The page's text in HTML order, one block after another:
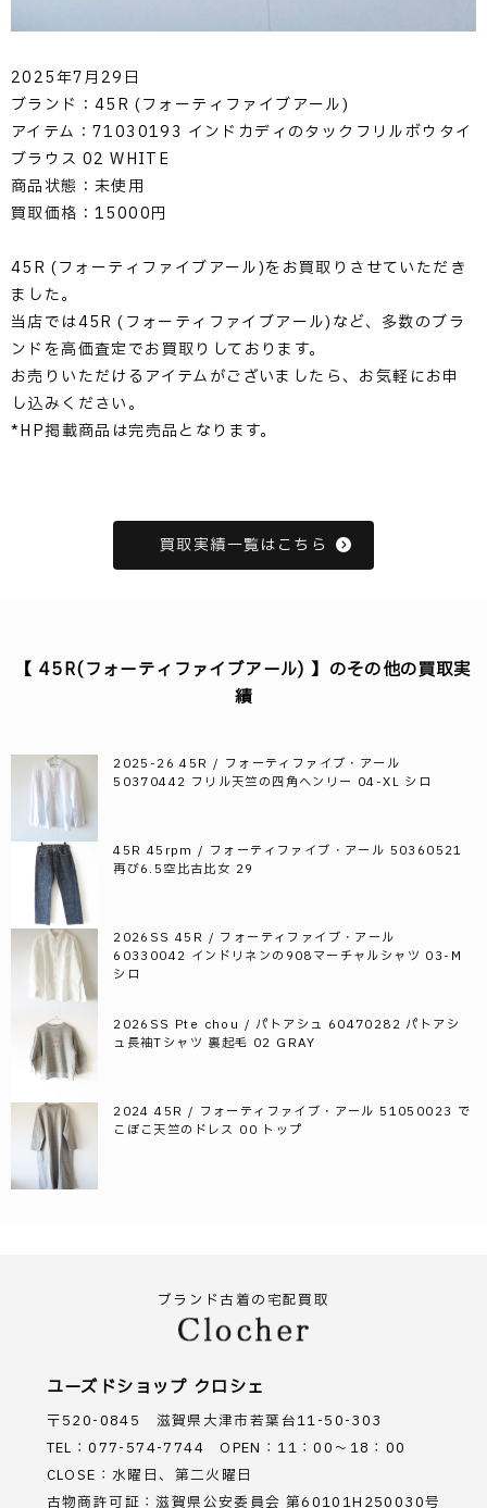
2025年7月29日
ブランド：45R (フォーティファイブアール)
アイテム：71030193 インドカディのタックフリルボウタイ
ブラウス 02 WHITE
商品状態：未使用
買取価格：15000円
45R (フォーティファイブアール)をお買取りさせていただき
ました。
当店では45R (フォーティファイブアール)など、多数のブラ
ンドを高価査定でお買取りしております。
お売りいただけるアイテムがございましたら、お気軽にお申
し込みください。
*HP掲載商品は完売品となります。
買取実績一覧はこちら
【 45R(フォーティファイブアール) 】のその他の買取実
績
2025-26 45R / フォーティファイブ・アール
50370442 フリル天竺の四角ヘンリー 04-XL シロ
45R 45rpm / フォーティファイブ・アール 50360521
再び6.5空比古比女 29
2026SS 45R / フォーティファイブ・アール
60330042 インドリネンの908マーチャルシャツ 03-M
シロ
2026SS Pte chou / パトアシュ 60470282 パトアシ
ュ長袖Tシャツ 裏起毛 02 GRAY
2024 45R / フォーティファイブ・アール 51050023 で
こぼこ天竺のドレス 00 トップ
ブランド古着の宅配買取
ユーズドショップ クロシェ
〒520-0845 滋賀県大津市若葉台11-50-303
TEL：077-574-7744 OPEN：11：00～18：00
CLOSE：水曜日、第二火曜日
古物商許可証：滋賀県公安委員会 第60101H250030号